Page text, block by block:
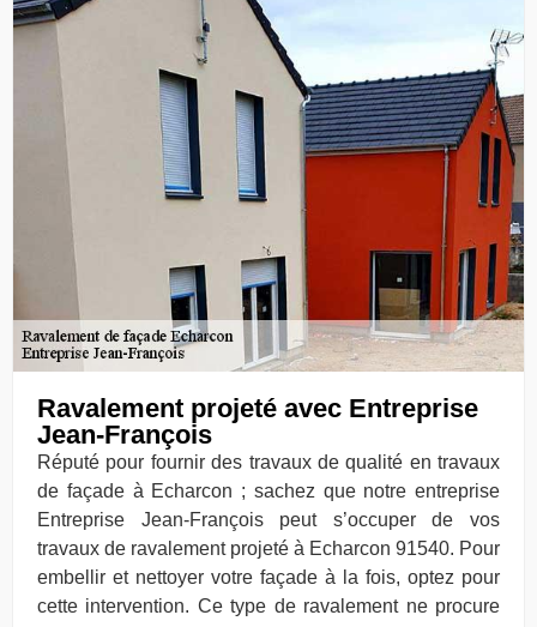
Ravalement projeté avec Entreprise
Jean-François
Réputé pour fournir des travaux de qualité en travaux
de façade à Echarcon ; sachez que notre entreprise
Entreprise Jean-François peut s’occuper de vos
travaux de ravalement projeté à Echarcon 91540. Pour
embellir et nettoyer votre façade à la fois, optez pour
cette intervention. Ce type de ravalement ne procure